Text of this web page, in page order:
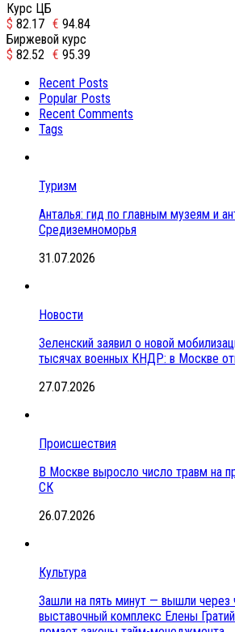
Курс ЦБ
$ 82.17 € 94.84
Биржевой курс
$ 82.52 € 95.39
Recent Posts
Popular Posts
Recent Comments
Tags
Туризм
Анталья: гид по главным музеям и
Средиземноморья
31.07.2026
Новости
Зеленский заявил о новой
тысячах военных КНДР: в Москве
27.07.2026
Происшествия
В Москве выросло число травм на
СК
26.07.2026
Культура
Зашли на пять минут — вышли через
выставочный комплекс Елены